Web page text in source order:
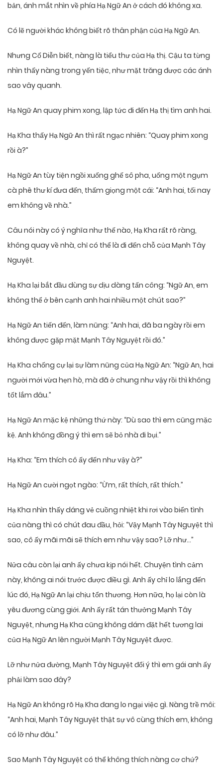
bản, ánh mắt nhìn về phía Hạ Ngữ An ở cách đó không xa.
Có lẽ người khác không biết rõ thân phận của Hạ Ngữ An.
Nhưng Cố Diễn biết, nàng là tiểu thư của Hạ thị. Cậu ta từng
nhìn thấy nàng trong yến tiệc, như mặt trăng được các ánh
sao vây quanh.
Hạ Ngữ An quay phim xong, lập tức đi đến Hạ thị tìm anh hai.
Hạ Kha thấy Hạ Ngữ An thì rất ngạc nhiên: “Quay phim xong
rồi à?”
Hạ Ngữ An tùy tiện ngồi xuống ghế sô pha, uống một ngụm
cà phê thư kí đưa đến, thấm giọng một cái: “Anh hai, tối nay
em không về nhà.”
Câu nói này có ý nghĩa như thế nào, Hạ Kha rất rõ ràng,
không quay về nhà, chỉ có thể là đi đến chỗ của Mạnh Tây
Nguyệt.
Hạ Kha lại bắt đầu dùng sự dịu dàng tấn công: “Ngữ An, em
không thể ở bên cạnh anh hai nhiều một chút sao?”
Hạ Ngữ An tiến đến, làm nũng: “Anh hai, đã ba ngày rồi em
không được gặp mặt Mạnh Tây Nguyệt rồi đó.”
Hạ Kha chống cự lại sự làm nũng của Hạ Ngữ An: “Ngữ An, hai
người mới vừa hẹn hò, mà đã ở chung như vậy rồi thì không
tốt lắm đâu.”
Hạ Ngữ An mặc kệ những thứ này: “Dù sao thì em cũng mặc
kệ. Anh không đồng ý thì em sẽ bỏ nhà đi bụi.”
Hạ Kha: “Em thích cô ấy đến như vậy à?”
Hạ Ngữ An cười ngọt ngào: “Ừm, rất thích, rất thích.”
Hạ Kha nhìn thấy dáng vẻ cuồng nhiệt khi rơi vào biển tình
của nàng thì có chút đau đầu, hỏi: “Vậy Mạnh Tây Nguyệt thì
sao, cô ấy mãi mãi sẽ thích em như vậy sao? Lỡ như…”
Nửa câu còn lại anh ấy chưa kịp nói hết. Chuyện tình cảm
này, không ai nói trước được điều gì. Anh ấy chỉ lo lắng đến
lúc đó, Hạ Ngữ An lại chịu tổn thương. Hơn nữa, họ lại còn là
yêu đương cùng giới. Anh ấy rất tán thưởng Mạnh Tây
Nguyệt, nhưng Hạ Kha cũng không dám đặt hết tương lai
của Hạ Ngữ An lên người Mạnh Tây Nguyệt được.
Lỡ như nửa đường, Mạnh Tây Nguyệt đổi ý thì em gái anh ấy
phải làm sao đây?
Hạ Ngữ An không rõ Hạ Kha đang lo ngại việc gì. Nàng trề môi:
“Anh hai, Mạnh Tây Nguyệt thật sự vô cùng thích em, không
có lỡ như đâu.”
Sao Mạnh Tây Nguyệt có thể không thích nàng cơ chứ?